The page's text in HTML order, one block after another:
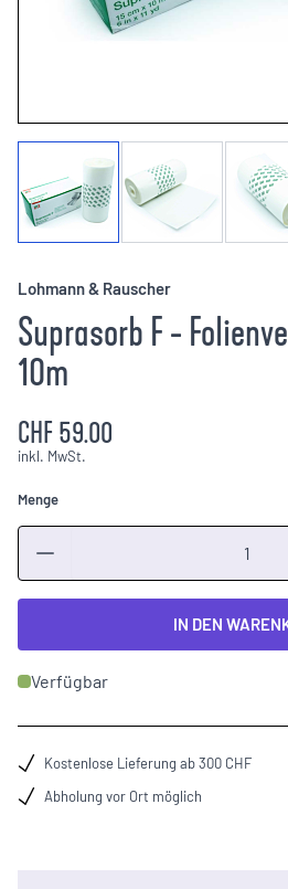
Lohmann & Rauscher
Suprasorb F -
10m
CHF 59.00
inkl. MwSt.
Menge
IN DEN
Verfügbar
Kostenlose Lieferung ab 300 CHF
Abholung vor Ort möglich